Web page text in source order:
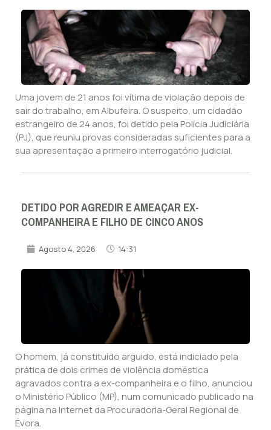
Uma jovem de 21 anos foi vítima de violação depois de
sair do trabalho, em Albufeira. O suspeito, um cidadão
estrangeiro de 24 anos, foi detido pela Polícia Judiciária
(PJ), que reuniu provas consideradas suficientes para a
sua apresentação a primeiro interrogatório judicial.
DETIDO POR AGREDIR E AMEAÇAR EX-
COMPANHEIRA E FILHO DE CINCO ANOS
Agosto 4, 2026 14:31
O homem, já constituído arguido, está indiciado pela
prática de dois crimes de violência doméstica
agravados contra a ex-companheira e o filho, anunciou
o Ministério Público (MP), num comunicado publicado na
página na Internet da Procuradoria-Geral Regional de
Évora.